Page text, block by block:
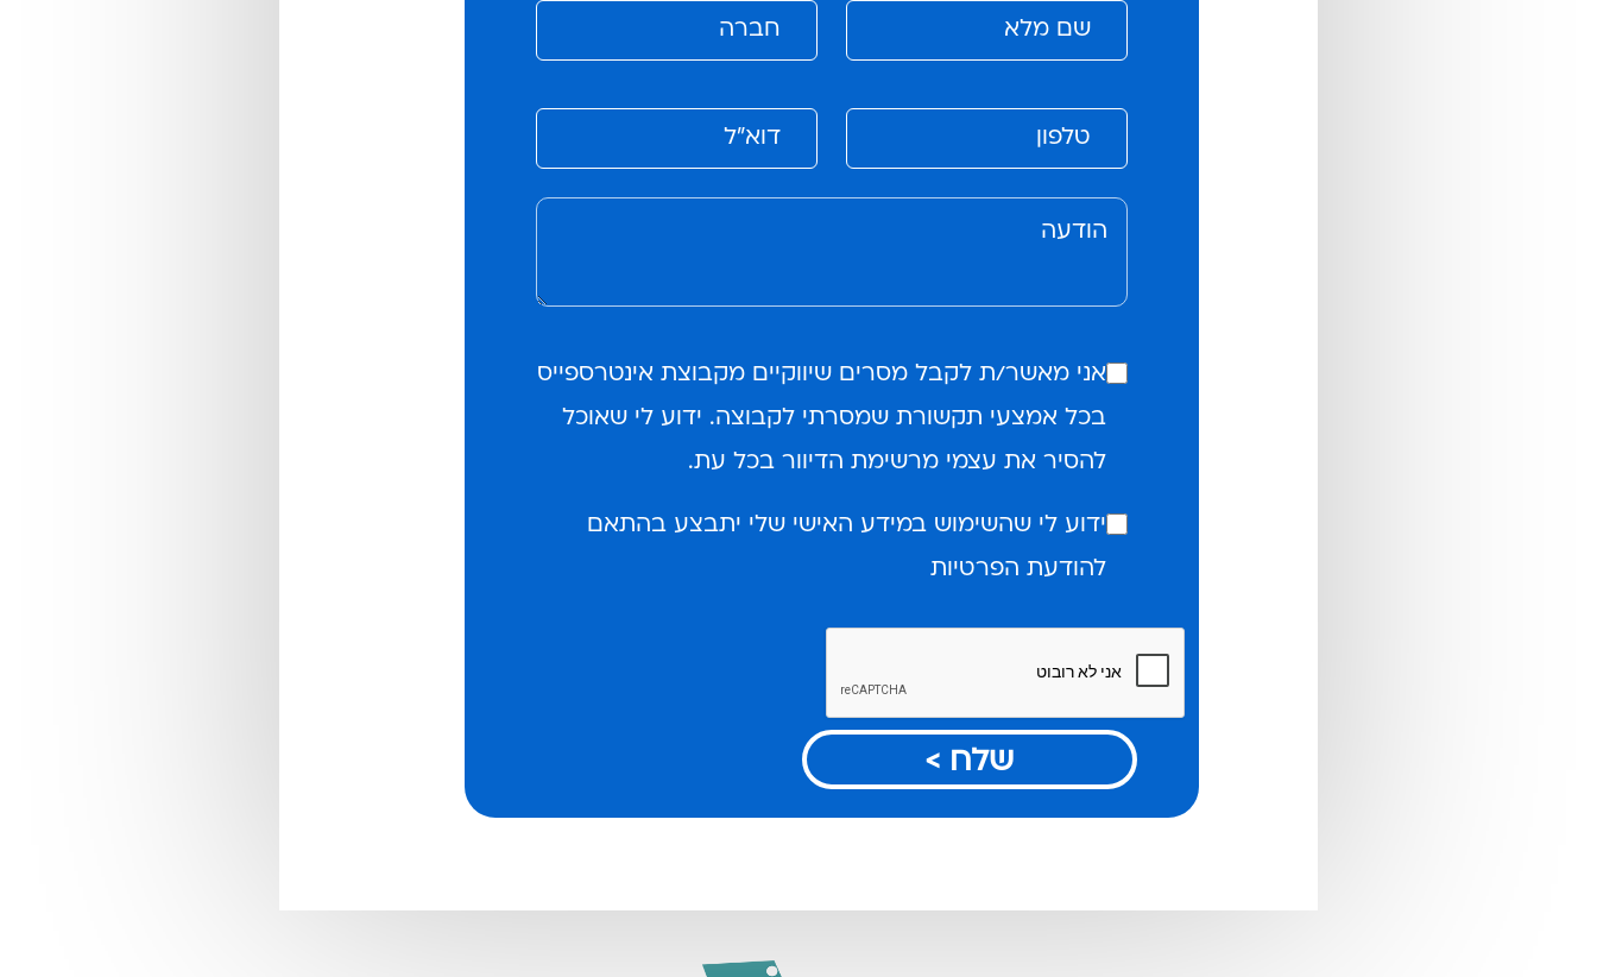
אני מאשר/ת לקבל מסרים שיווקיים מקבוצת אינטרספייס
בכל אמצעי תקשורת שמסרתי לקבוצה. ידוע לי שאוכל
להסיר את עצמי מרשימת הדיוור בכל עת.
ידוע לי שהשימוש במידע האישי שלי יתבצע בהתאם
להודעת הפרטיות
שלח >